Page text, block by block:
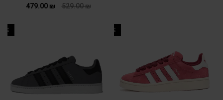
529.00₪
479.00 ₪
SALE